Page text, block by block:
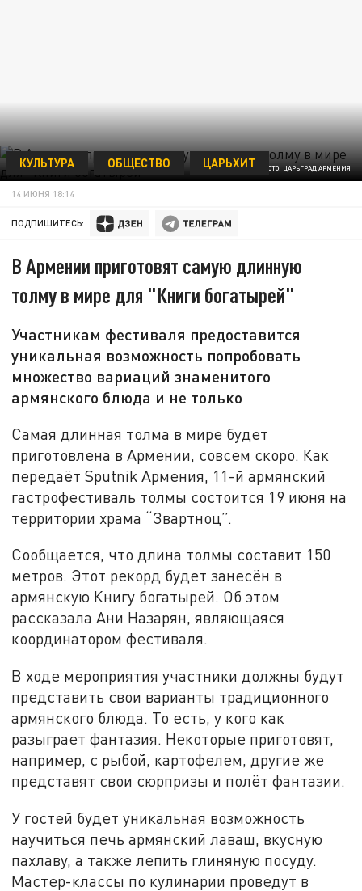
ФОТО: ЦАРЬГРАД АРМЕНИЯ
КУЛЬТУРА ОБЩЕСТВО ЦАРЬХИТ
14 ИЮНЯ 18:14
ПОДПИШИТЕСЬ:
В Армении приготовят самую длинную
толму в мире для "Книги богатырей"
Участникам фестиваля предоставится
уникальная возможность попробовать
множество вариаций знаменитого
армянского блюда и не только
Самая длинная толма в мире будет
приготовлена в Армении, совсем скоро. Как
передаёт Sputnik Армения, 11-й армянский
гастрофестиваль толмы состоится 19 июня на
территории храма “Звартноц”.
Сообщается, что длина толмы составит 150
метров. Этот рекорд будет занесён в
армянскую Книгу богатырей. Об этом
рассказала Ани Назарян, являющаяся
координатором фестиваля.
В ходе мероприятия участники должны будут
представить свои варианты традиционного
армянского блюда. То есть, у кого как
разыграет фантазия. Некоторые приготовят,
например, с рыбой, картофелем, другие же
представят свои сюрпризы и полёт фантазии.
У гостей будет уникальная возможность
научиться печь армянский лаваш, вкусную
пахлаву, а также лепить глиняную посуду.
Мастер-классы по кулинарии проведут в